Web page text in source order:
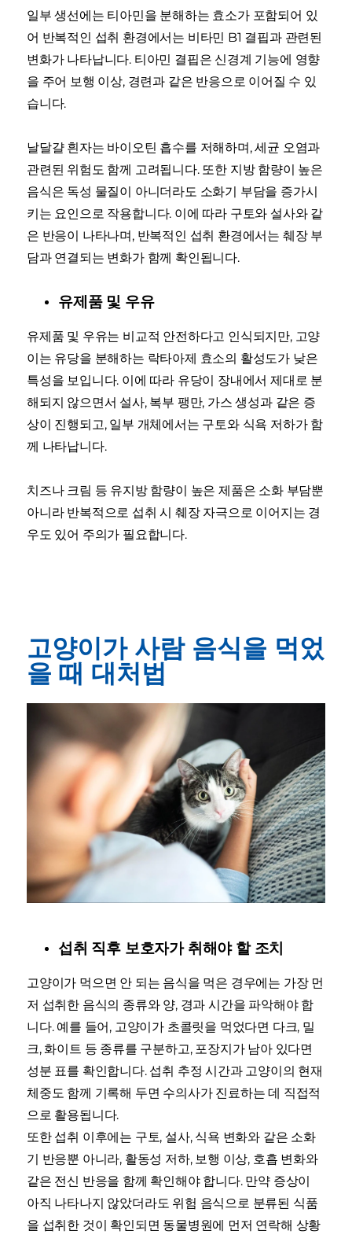
일부 생선에는 티아민을 분해하는 효소가 포함되어 있
어 반복적인 섭취 환경에서는 비타민 B1 결핍과 관련된
변화가 나타납니다. 티아민 결핍은 신경계 기능에 영향
을 주어 보행 이상, 경련과 같은 반응으로 이어질 수 있
습니다.
날달걀 흰자는 바이오틴 흡수를 저해하며, 세균 오염과
관련된 위험도 함께 고려됩니다. 또한 지방 함량이 높은
음식은 독성 물질이 아니더라도 소화기 부담을 증가시
키는 요인으로 작용합니다. 이에 따라 구토와 설사와 같
은 반응이 나타나며, 반복적인 섭취 환경에서는 췌장 부
담과 연결되는 변화가 함께 확인됩니다.
유제품 및 우유
유제품 및 우유는 비교적 안전하다고 인식되지만, 고양
이는 유당을 분해하는 락타아제 효소의 활성도가 낮은
특성을 보입니다. 이에 따라 유당이 장내에서 제대로 분
해되지 않으면서 설사, 복부 팽만, 가스 생성과 같은 증
상이 진행되고, 일부 개체에서는 구토와 식욕 저하가 함
께 나타납니다.
치즈나 크림 등 유지방 함량이 높은 제품은 소화 부담뿐
아니라 반복적으로 섭취 시 췌장 자극으로 이어지는 경
우도 있어 주의가 필요합니다.
고양이가 사람 음식을 먹었
을 때 대처법
섭취 직후 보호자가 취해야 할 조치
고양이가 먹으면 안 되는 음식을 먹은 경우에는 가장 먼
저 섭취한 음식의 종류와 양, 경과 시간을 파악해야 합
니다. 예를 들어, 고양이가 초콜릿을 먹었다면 다크, 밀
크, 화이트 등 종류를 구분하고, 포장지가 남아 있다면
성분 표를 확인합니다. 섭취 추정 시간과 고양이의 현재
체중도 함께 기록해 두면 수의사가 진료하는 데 직접적
으로 활용됩니다.
또한 섭취 이후에는 구토, 설사, 식욕 변화와 같은 소화
기 반응뿐 아니라, 활동성 저하, 보행 이상, 호흡 변화와
같은 전신 반응을 함께 확인해야 합니다. 만약 증상이
아직 나타나지 않았더라도 위험 음식으로 분류된 식품
을 섭취한 것이 확인되면 동물병원에 먼저 연락해 상황